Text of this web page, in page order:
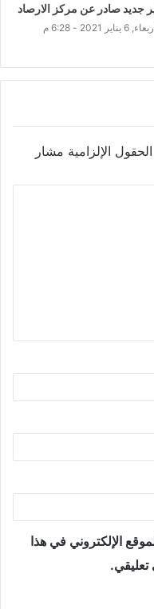
جديد صادر عن مركز الارصاد
6 يناير 2021 - 6:28 م
الحقول الإلزامية مشار
الإلكتروني في هذا
تعليقي.